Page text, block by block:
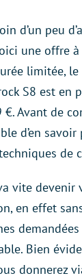
d’un peu
une offre à
limitée,
S8 est en
Avant de
d’en savoir
de
vite
en effet
Bien
donnerez